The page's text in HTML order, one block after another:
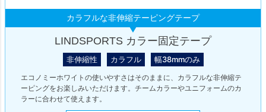
カラフルな非伸縮テーピングテープ
LINDSPORTS カラー固定テープ
非伸縮性 カラフル 幅38mmのみ
エコノミーホワイトの使いやすさはそのままに、カラフルな非伸縮テ
ーピングをお楽しみいただけます。チームカラーやユニフォームのカ
ラーに合わせて使えます。